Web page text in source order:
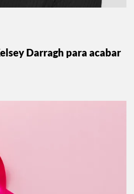
Darragh para acabar